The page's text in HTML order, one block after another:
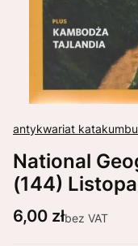
antykwariat
National
(144)
Cena
6,00 złbez VAT